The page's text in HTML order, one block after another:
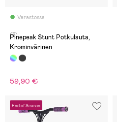
Varastossa
(3)
Pinepeak Stunt Potkulauta,
Krominvärinen
59,90 €
End of Season